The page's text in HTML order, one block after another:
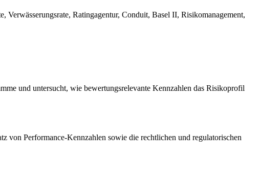
Ratingagentur, Conduit, Basel II, Risikomanagement,
und untersucht, wie bewertungsrelevante Kennzahlen das Risikoprofil
von Performance-Kennzahlen sowie die rechtlichen und regulatorischen